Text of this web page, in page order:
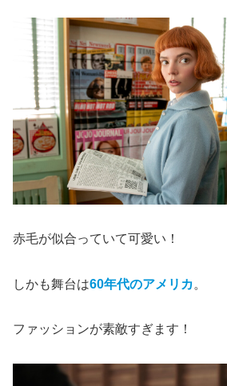
赤毛が似合っていて可愛い！
しかも舞台は60年代のアメリカ。
ファッションが素敵すぎます！